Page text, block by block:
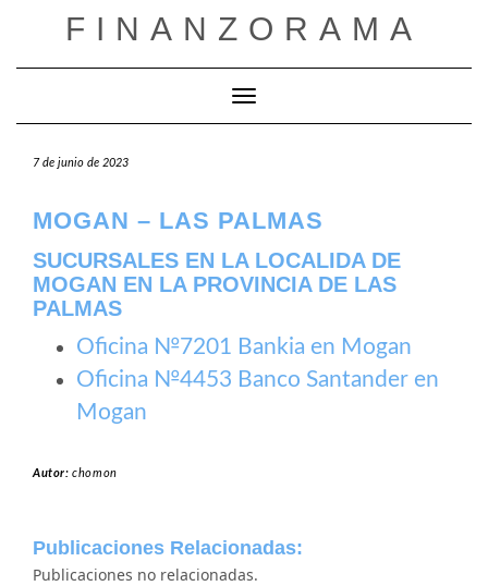
FINANZORAMA
Cambiar modo de navegación
7 de junio de 2023
MOGAN – LAS PALMAS
SUCURSALES EN LA LOCALIDA DE
MOGAN EN LA PROVINCIA DE LAS
PALMAS
Oficina №7201 Bankia en Mogan
Oficina №4453 Banco Santander en
Mogan
Autor:chomon
Publicaciones Relacionadas:
Publicaciones no relacionadas.